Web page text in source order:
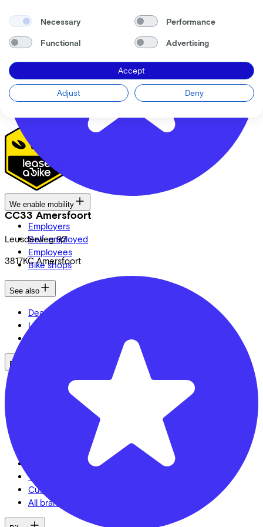
CC33 Amersfoort
Leusderweg 92
3817KC Amersfoort
Our team
Contact
News
Security & Privacy
Proud partner of
We enable mobility
Employers
Self-employed
Employees
Bike shops
See also
Dealer locator
Lease a bike? Calculate your costs
Bike brands
Cannondale
Van Raam
Cube
All brands
Necessary Performance
Functional Advertising
Accept
Adjust Deny